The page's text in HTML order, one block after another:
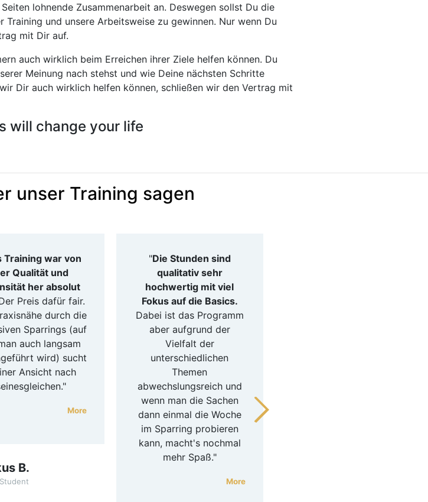
lohnende Zusammenarbeit an. Deswegen sollst Du die
und unsere Arbeitsweise zu gewinnen. Nur wenn Du
mit Dir auf.
auch wirklich beim Erreichen ihrer Ziele helfen können. Du
Meinung nach stehst und wie Deine nächsten Schritte
Dir auch wirklich helfen können, schließen wir den Vertrag mit
will change your life
unser Training sagen
Training war von
Qualität und
her absolut
Preis dafür fair.
durch die
Sparrings (auf
auch langsam
wird) sucht
Ansicht nach
More
B.
"Die Stunden sind
qualitativ sehr
hochwertig mit viel
Fokus auf die Basics.
Dabei ist das Programm
aber aufgrund der
Vielfalt der
unterschiedlichen
Themen
abwechslungsreich und
wenn man die Sachen
dann einmal die Woche
im Sparring probieren
kann, macht's nochmal
mehr Spaß."
More